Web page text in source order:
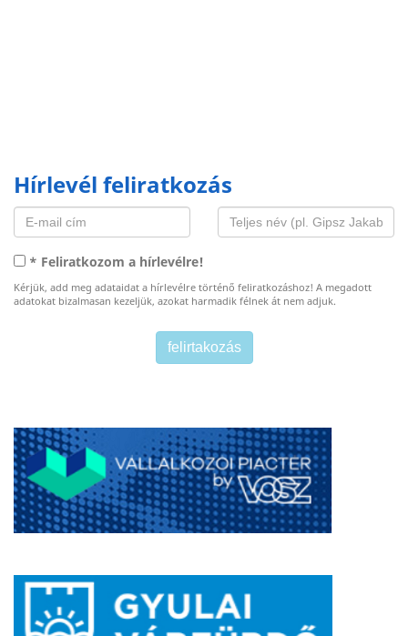
Hírlevél feliratkozás
* Feliratkozom a hírlevélre!
Kérjük, add meg adataidat a hírlevélre történő feliratkozáshoz! A megadott
adatokat bizalmasan kezeljük, azokat harmadik félnek át nem adjuk.